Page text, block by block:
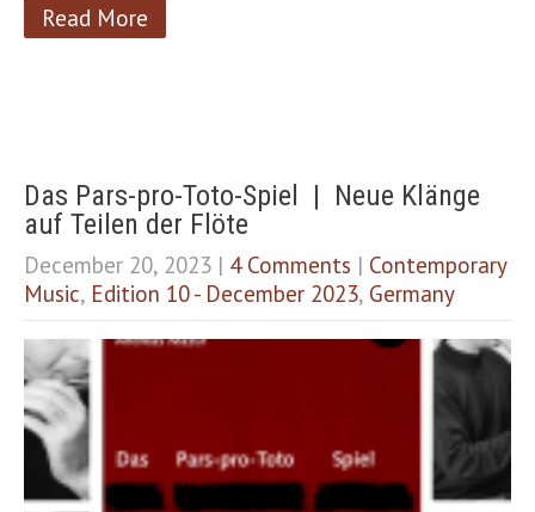
Read More
Das Pars-pro-Toto-Spiel | Neue Klänge
auf Teilen der Flöte
December 20, 2023 | 4 Comments | Contemporary
Music, Edition 10 - December 2023, Germany